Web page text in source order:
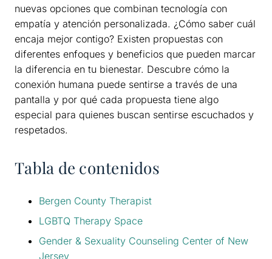
nuevas opciones que combinan tecnología con
empatía y atención personalizada. ¿Cómo saber cuál
encaja mejor contigo? Existen propuestas con
diferentes enfoques y beneficios que pueden marcar
la diferencia en tu bienestar. Descubre cómo la
conexión humana puede sentirse a través de una
pantalla y por qué cada propuesta tiene algo
especial para quienes buscan sentirse escuchados y
respetados.
Tabla de contenidos
Bergen County Therapist
LGBTQ Therapy Space
Gender & Sexuality Counseling Center of New
Jersey